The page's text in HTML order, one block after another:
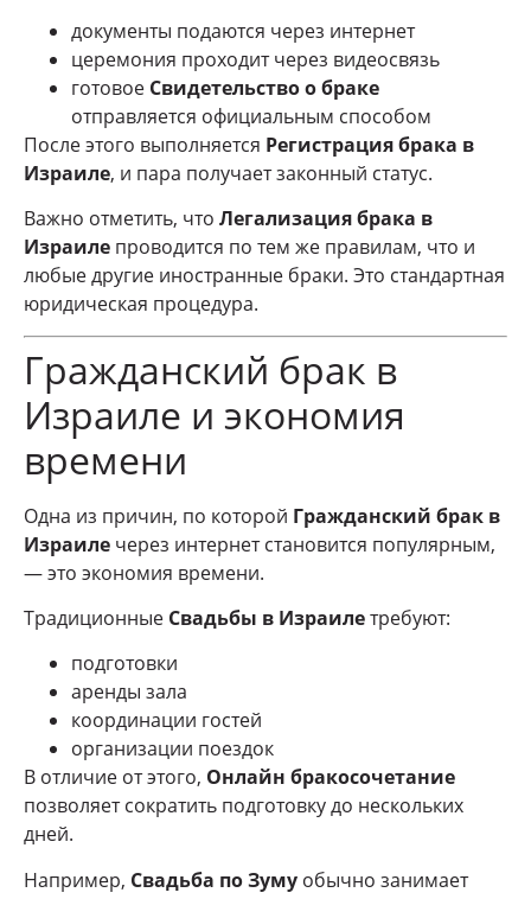
документы подаются через интернет
церемония проходит через видеосвязь
готовое Свидетельство о браке
отправляется официальным способом
После этого выполняется Регистрация брака в
Израиле, и пара получает законный статус.
Важно отметить, что Легализация брака в
Израиле проводится по тем же правилам, что и
любые другие иностранные браки. Это стандартная
юридическая процедура.
Гражданский брак в
Израиле и экономия
времени
Одна из причин, по которой Гражданский брак в
Израиле через интернет становится популярным,
— это экономия времени.
Традиционные Свадьбы в Израилетребуют:
подготовки
аренды зала
координации гостей
организации поездок
В отличие от этого, Онлайн бракосочетание
позволяет сократить подготовку до нескольких
дней.
Например, Свадьба по Зуму обычно занимает